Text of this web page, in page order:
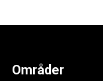
Områder